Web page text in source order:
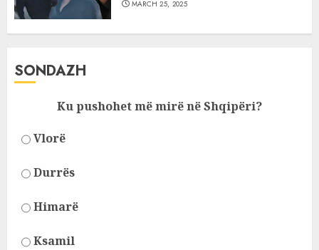
MARCH 25, 2025
SONDAZH
Ku pushohet më mirë në Shqipëri?
Vlorë
Durrës
Himarë
Ksamil